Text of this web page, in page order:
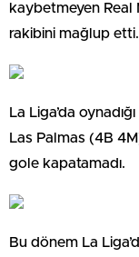
kaybetmeyen Real
rakibini mağlup etti.
La Liga’da
Las Palmas (4B
gole kapatamadı.
Bu dönem La